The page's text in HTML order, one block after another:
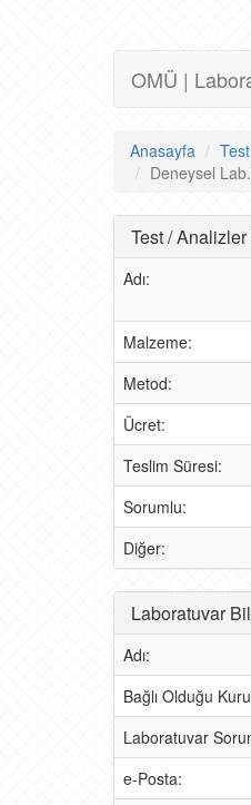
OMÜ |
Anasayfa
Deneysel
Test /
Adı:
Malzeme:
Metod:
Ücret:
Teslim Süresi:
Sorumlu:
Diğer:
Laboratuvar
Adı:
Bağlı Olduğu
Laboratuvar
e-Posta: